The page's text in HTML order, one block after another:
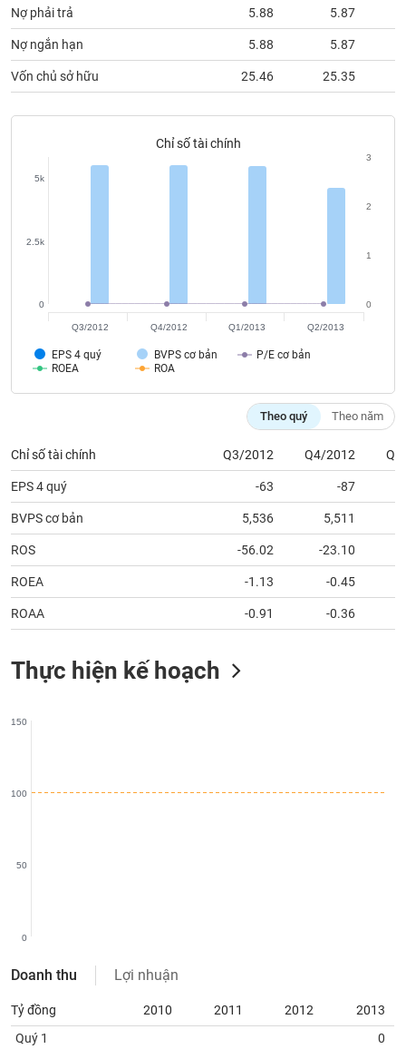
Nợ phải trả 5.88 5.87
Nợ ngắn hạn 5.88 5.87
Vốn chủ sở hữu 25.46 25.35
Chỉ số tài chính
EPS 4 quý BVPS cơ bản
P/E cơ bản
ROEA
ROA
0
2.5k
5k
0
1
2
3
Q3/2012 Q4/2012 Q1/2013 Q2/2013
Theo quý Theo năm
Chỉ số tài chính Q3/2012 Q4/2012
EPS 4 quý -63 -87
BVPS cơ bản 5,536 5,511
ROS -56.02 -23.10
ROEA -1.13 -0.45
ROAA -0.91 -0.36
Thực hiện kế hoạch
0
50
100
150
Doanh thu Lợi nhuận
Tỷ đồng 2010 2011 2012
2013
Quý 1
0
Tất cả Cổ phiếu Chỉ số Chứng chỉ quỹ Chứng
Lãnh
đạo
Người nội bộ Người liên quan
của
tích
(-)
Thuật
ngữ
(-)
Dịch
vụ
Sách
cụ
tư